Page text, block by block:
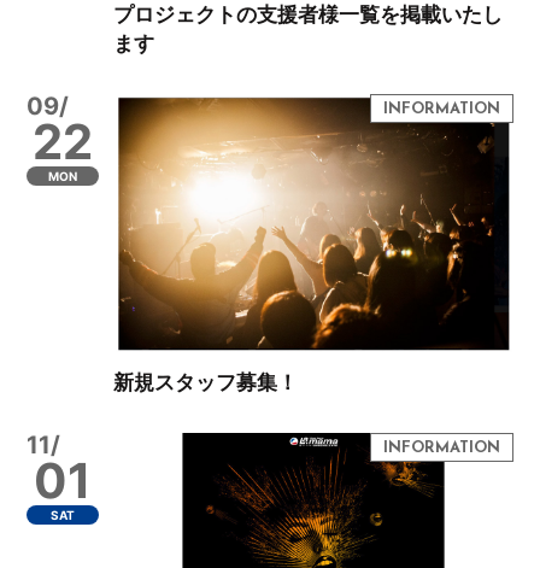
プロジェクトの支援者様一覧を掲載いたし
ます
09/
22
MON
新規スタッフ募集！
11/
01
SAT